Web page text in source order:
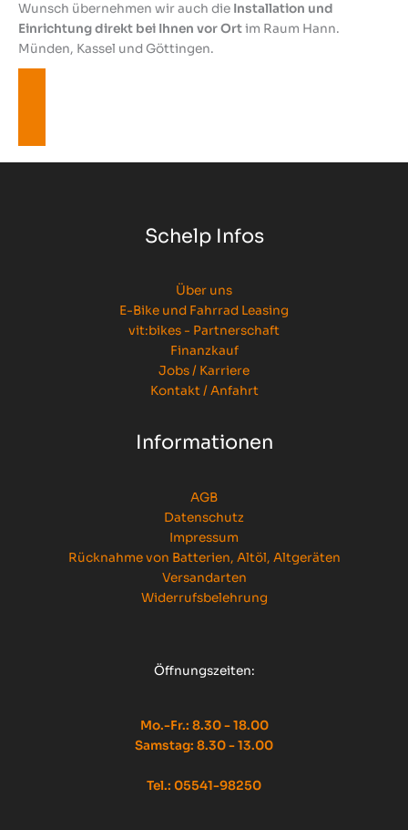
Wunsch übernehmen wir auch die Installation und
Einrichtung direkt bei Ihnen vor Ortim Raum Hann.
Münden, Kassel und Göttingen.
Schelp Infos
Über uns
E-Bike und Fahrrad Leasing
vit:bikes - Partnerschaft
Finanzkauf
Jobs / Karriere
Kontakt / Anfahrt
Informationen
AGB
Datenschutz
Impressum
Rücknahme von Batterien, Altöl, Altgeräten
Versandarten
Widerrufsbelehrung
Öffnungszeiten:
Mo.-Fr.: 8.30 - 18.00
Samstag: 8.30 - 13.00
Tel.: 05541-98250